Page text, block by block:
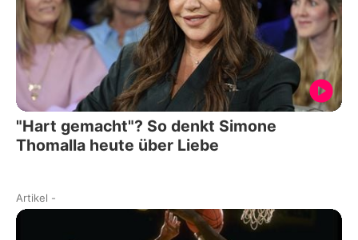
"Hart gemacht"? So denkt Simone
Thomalla heute über Liebe
Artikel -